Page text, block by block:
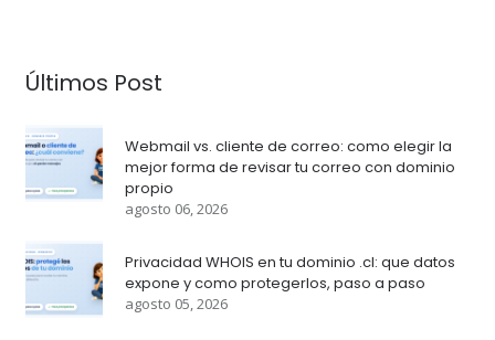
Últimos Post
Webmail vs. cliente de correo: como elegir la
mejor forma de revisar tu correo con dominio
propio
agosto 06, 2026
Privacidad WHOIS en tu dominio .cl: que datos
expone y como protegerlos, paso a paso
agosto 05, 2026